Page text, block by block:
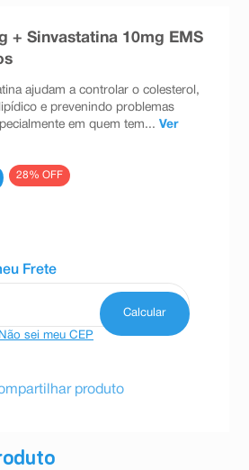
+ Sinvastatina 10mg EMS
ajudam a controlar o colesterol,
e prevenindo problemas
em quem tem... Ver
28% OFF
Não sei meu CEP
produto